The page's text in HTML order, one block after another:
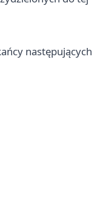
następujących